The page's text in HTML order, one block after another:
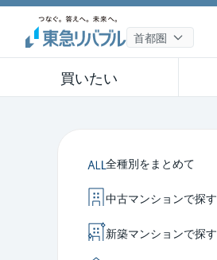
買いたい
全種別をまとめて
中古マンションで探す
新築マンションで探す